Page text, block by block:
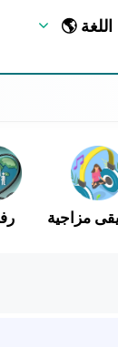
🌎 اللغة
مزاجية